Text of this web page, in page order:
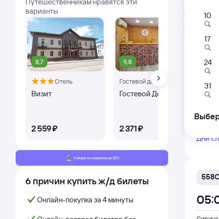
варианты
8,7
Отель
Визит
2 ⁠559 ⁠₽
9,8
Гостевой дом
Гостевой Дом Zhara
2 ⁠371 ⁠₽
6 причин купить ж/д билеты
Онлайн-покупка за 4 минуты
Открыта
480С
Сириус
из
01:04
Дни
558С
10
17
24
31